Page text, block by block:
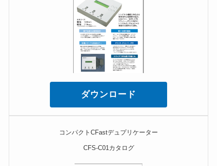
ダウンロード
コンパクトCFastデュプリケーター
CFS-C01カタログ